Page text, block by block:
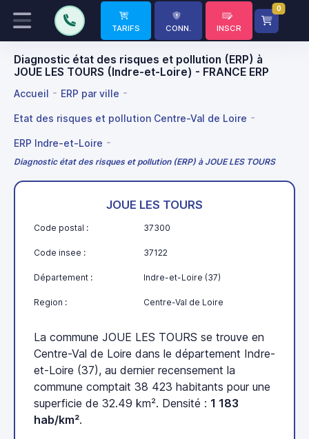
TARIFS CONN. INSCR
0
Diagnostic état des risques et pollution (ERP) à
JOUE LES TOURS (Indre-et-Loire) - FRANCE ERP
Accueil ERP par ville
Etat des risques et pollution Centre-Val de Loire
ERP Indre-et-Loire
Diagnostic état des risques et pollution (ERP) à JOUE LES TOURS
JOUE LES TOURS
Code postal : 37300
Code insee : 37122
Département : Indre-et-Loire (37)
Region : Centre-Val de Loire
La commune JOUE LES TOURS se trouve en
Centre-Val de Loire dans le département Indre-
et-Loire (37), au dernier recensement la
commune comptait 38 423 habitants pour une
superficie de 32.49 km². Densité : 1 183
hab/km².